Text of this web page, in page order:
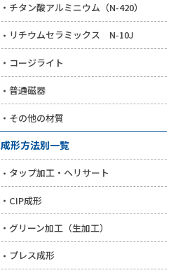
チタン酸アルミニウム（N-420）
リチウムセラミックス N-10J
コージライト
普通磁器
その他の材質
成形方法別一覧
タップ加工・ヘリサート
CIP成形
グリーン加工（生加工）
プレス成形